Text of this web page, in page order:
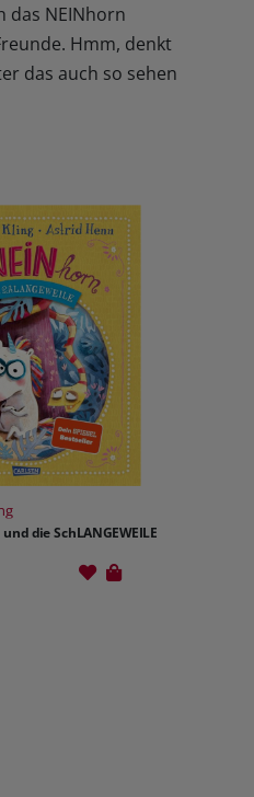
das NEINhorn
Hmm, denkt
das auch so sehen
die SchLANGEWEILE